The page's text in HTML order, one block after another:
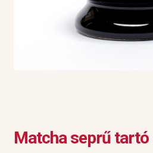
Matcha seprű tartó